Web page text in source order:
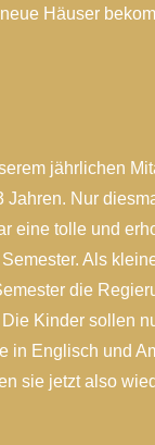
Häuser
jährlichen
Jahren. Nur
eine tolle und
Als
die
Kinder sollen
in Englisch und
sie jetzt also